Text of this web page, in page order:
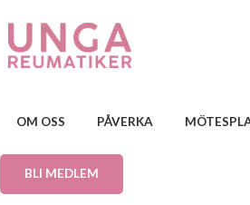
OM OSS PÅVERKA
BLI MEDLEM